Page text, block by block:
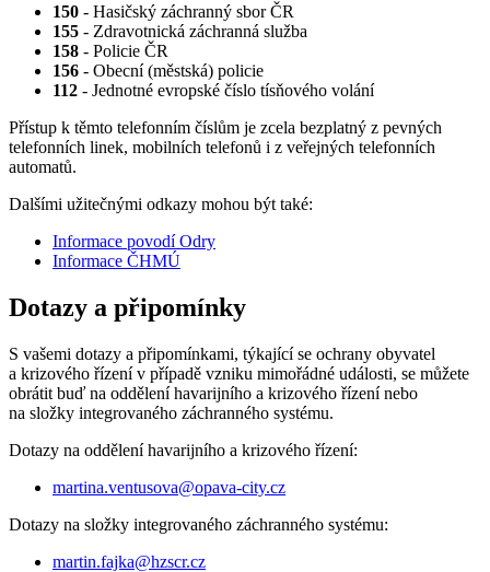
150 - Hasičský záchranný sbor ČR
155 - Zdravotnická záchranná služba
158 - Policie ČR
156 - Obecní (městská) policie
112 - Jednotné evropské číslo tísňového volání
Přístup k těmto telefonním číslům je zcela bezplatný z pevných
telefonních linek, mobilních telefonů i z veřejných telefonních
automatů.
Dalšími užitečnými odkazy mohou být také:
Informace povodí Odry
Informace ČHMÚ
Dotazy a připomínky
S vašemi dotazy a připomínkami, týkající se ochrany obyvatel
a krizového řízení v případě vzniku mimořádné události, se můžete
obrátit buď na oddělení havarijního a krizového řízení nebo
na složky integrovaného záchranného systému.
Dotazy na oddělení havarijního a krizového řízení:
martina.ventusova@opava-city.cz
Dotazy na složky integrovaného záchranného systému:
martin.fajka@hzscr.cz